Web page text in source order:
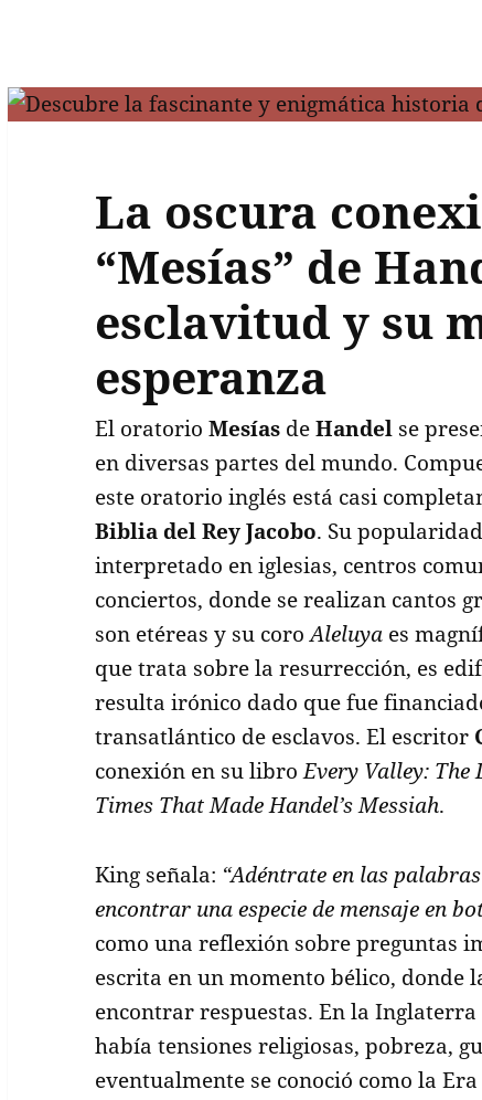
La oscura
“Mesías” de
esclavitud y su
esperanza
El oratorioMesías deHandel se
en diversas partes del mundo.
este oratorio inglés está casi
Biblia del Rey Jacobo. Su
interpretado en iglesias, centros
conciertos, donde se realizan cantos
son etéreas y su coroAleluya es
que trata sobre la resurrección, es
resulta irónico dado que fue
transatlántico de esclavos. El escritor
conexión en su libroEvery Valley: The
Times That Made Handel’s Messiah.
King señala: “Adéntrate en las
encontrar una especie de mensaje en
como una reflexión sobre preguntas
escrita en un momento bélico, donde
encontrar respuestas. En la
había tensiones religiosas, pobreza,
eventualmente se conoció como la